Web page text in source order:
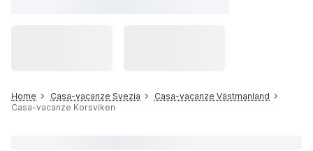
Home Casa-vacanze Svezia
Casa-vacanze Västmanland
Casa-vacanze Korsviken